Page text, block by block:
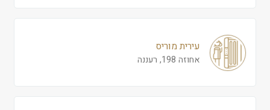
עירית מוריס
אחוזה 198, רעננה